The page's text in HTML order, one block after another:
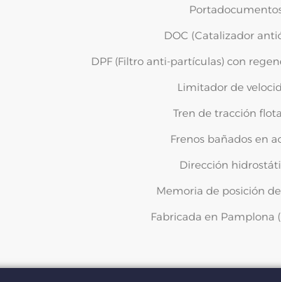
DOC (Catalizador
DPF (Filtro anti-partículas) con
Limitador de
Tren de tracción
Frenos bañados en
Dirección
Memoria de posición
Fabricada en Pamplona